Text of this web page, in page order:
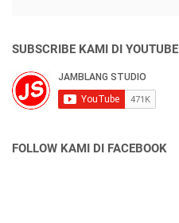
SUBSCRIBE KAMI DI YOUTUBE
FOLLOW KAMI DI FACEBOOK